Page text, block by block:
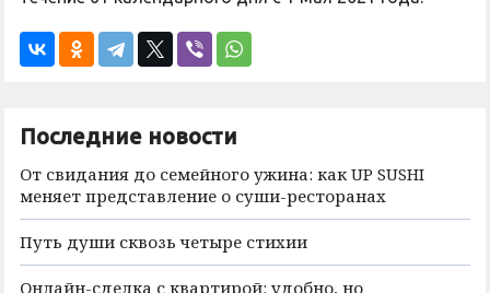
Последние новости
От свидания до семейного ужина: как UP SUSHI
меняет представление о суши-ресторанах
Путь души сквозь четыре стихии
Онлайн-сделка с квартирой: удобно, но